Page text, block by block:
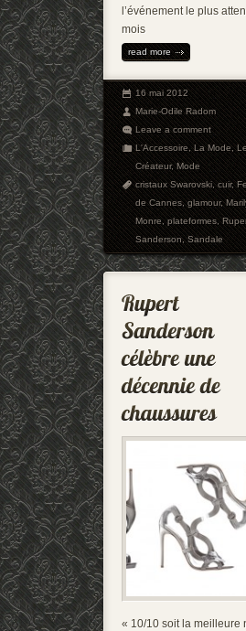
l’événement le plus
mois
read more
16 mai 2012
Marie-Odile Radom
Leave a comment
L'Accessoire,La Mode,Le
Créateur,Mode
cristaux Swarovski,cuir,
de Cannes,glamour,
Monre,plateformes,
Sanderson,Sandale
« 10/10 soit la meilleure